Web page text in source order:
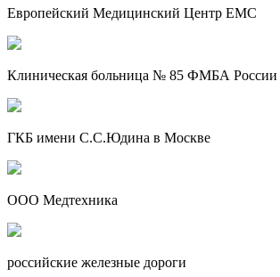
Европейский Медицинский Центр EMC
Клиническая больница № 85 ФМБА России
ГКБ имени С.С.Юдина в Москве
ООО Медтехника
российские железные дороги